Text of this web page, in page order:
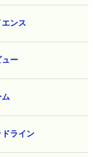
ンス
ュー
ライン